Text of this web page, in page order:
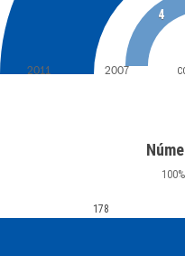
4
2011 2007
100%
178